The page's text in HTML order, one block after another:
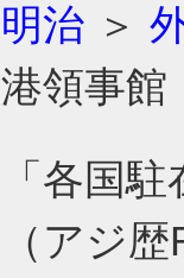
明治 ＞
港領事館
「各国
（アジ